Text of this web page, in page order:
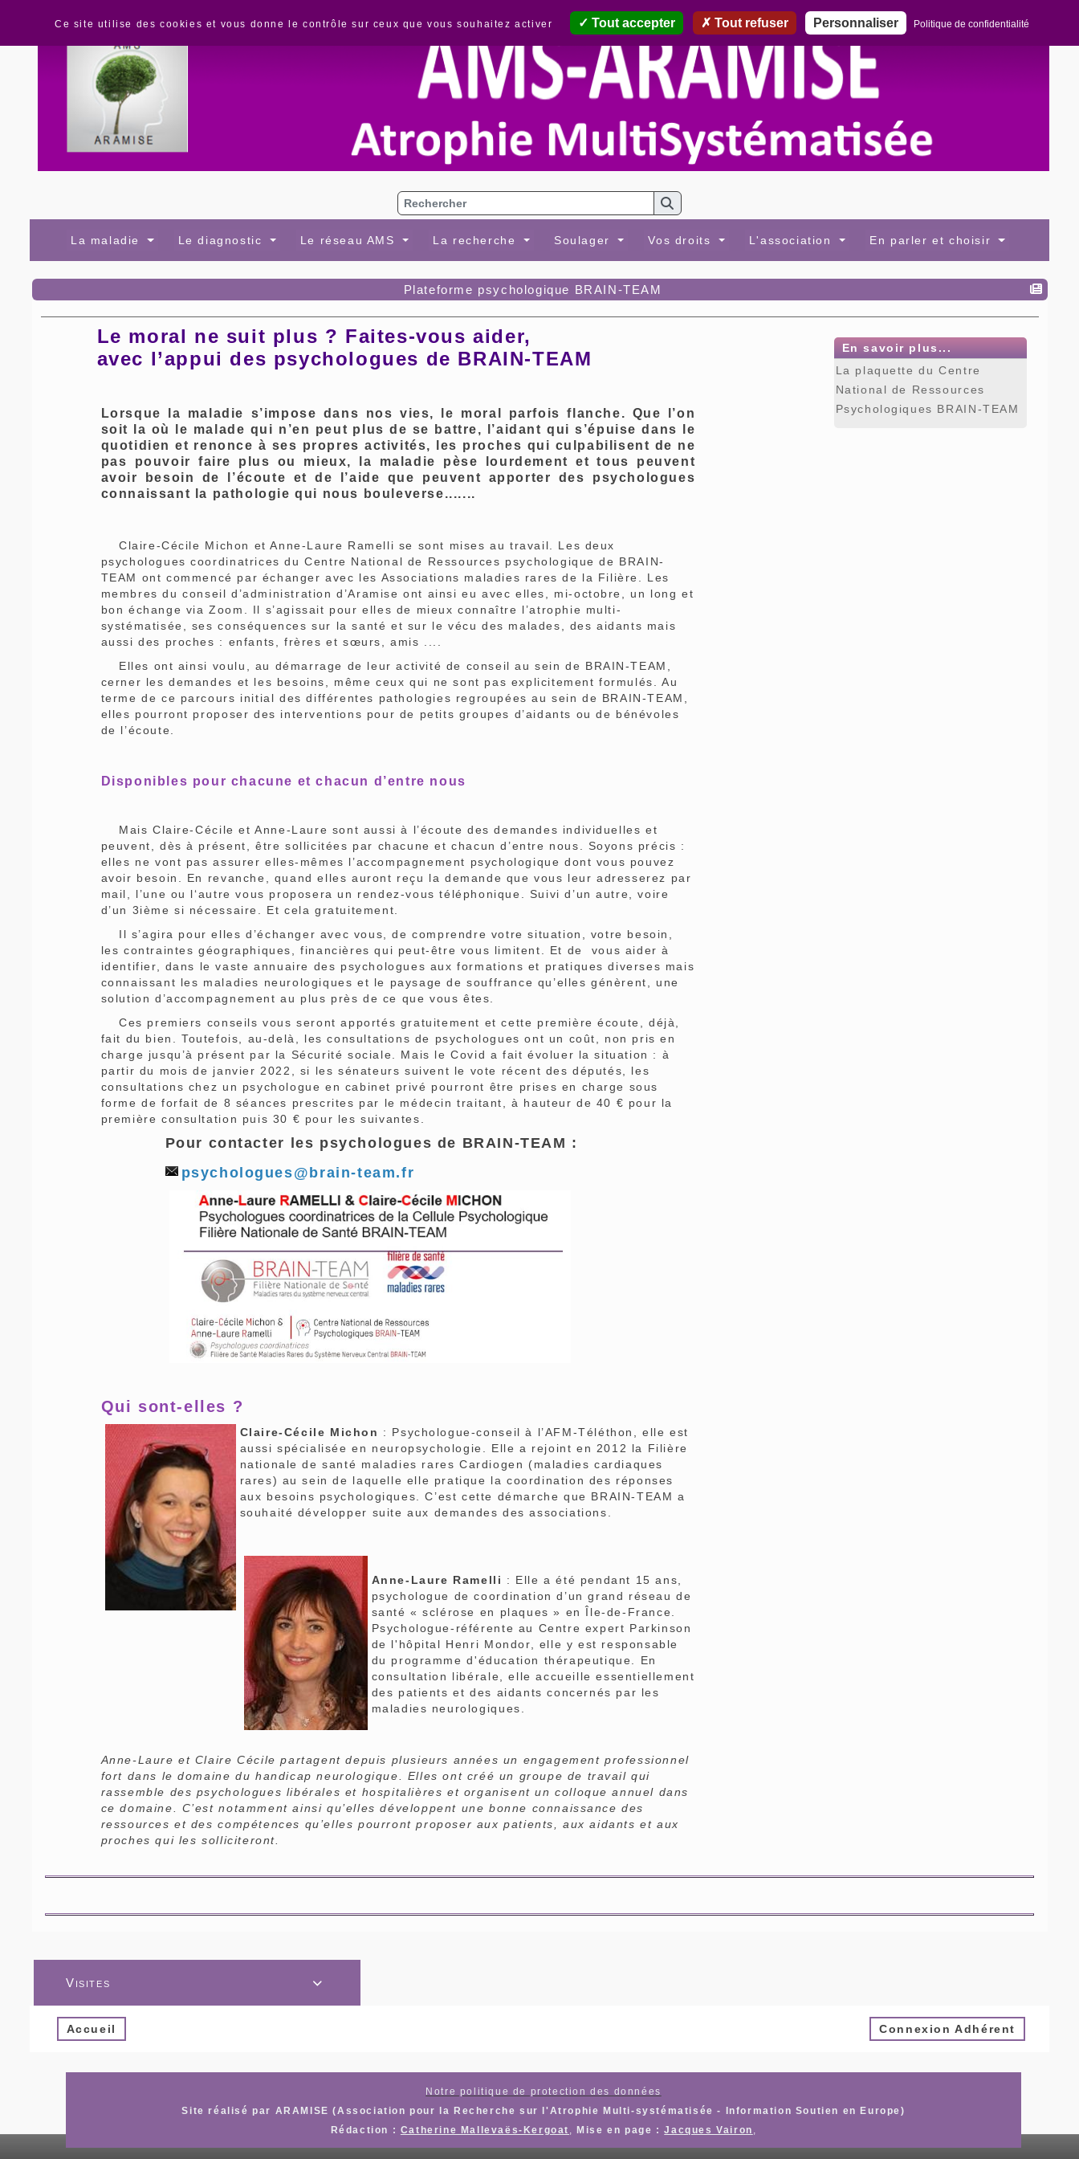
La maladie Le diagnostic Le réseau AMS La recherche Soulager Vos droits L'association En parler et choisir
Plateforme psychologique BRAIN-TEAM
En savoir plus...
La plaquette du Centre
National de Ressources
Psychologiques BRAIN-TEAM
Le moral ne suit plus ? Faites-vous aider,
avec l’appui des psychologues de BRAIN-TEAM
Lorsque la maladie s’impose dans nos vies, le moral parfois flanche. Que l’on
soit la où le malade qui n’en peut plus de se battre, l’aidant qui s’épuise dans le
quotidien et renonce à ses propres activités, les proches qui culpabilisent de ne
pas pouvoir faire plus ou mieux, la maladie pèse lourdement et tous peuvent
avoir besoin de l’écoute et de l’aide que peuvent apporter des psychologues
connaissant la pathologie qui nous bouleverse.......
Claire-Cécile Michon et Anne-Laure Ramelli se sont mises au travail. Les deux
psychologues coordinatrices du Centre National de Ressources psychologique de BRAIN-
TEAM ont commencé par échanger avec les Associations maladies rares de la Filière. Les
membres du conseil d’administration d’Aramise ont ainsi eu avec elles, mi-octobre, un long et
bon échange via Zoom. Il s’agissait pour elles de mieux connaître l’atrophie multi-
systématisée, ses conséquences sur la santé et sur le vécu des malades, des aidants mais
aussi des proches : enfants, frères et sœurs, amis ....
Elles ont ainsi voulu, au démarrage de leur activité de conseil au sein de BRAIN-TEAM,
cerner les demandes et les besoins, même ceux qui ne sont pas explicitement formulés. Au
terme de ce parcours initial des différentes pathologies regroupées au sein de BRAIN-TEAM,
elles pourront proposer des interventions pour de petits groupes d’aidants ou de bénévoles
de l’écoute.
Disponibles pour chacune et chacun d’entre nous
Mais Claire-Cécile et Anne-Laure sont aussi à l’écoute des demandes individuelles et
peuvent, dès à présent, être sollicitées par chacune et chacun d’entre nous. Soyons précis :
elles ne vont pas assurer elles-mêmes l’accompagnement psychologique dont vous pouvez
avoir besoin. En revanche, quand elles auront reçu la demande que vous leur adresserez par
mail, l’une ou l‘autre vous proposera un rendez-vous téléphonique. Suivi d’un autre, voire
d’un 3ième si nécessaire. Et cela gratuitement.
Il s’agira pour elles d’échanger avec vous, de comprendre votre situation, votre besoin,
les contraintes géographiques, financières qui peut-être vous limitent. Et de vous aider à
identifier, dans le vaste annuaire des psychologues aux formations et pratiques diverses mais
connaissant les maladies neurologiques et le paysage de souffrance qu’elles génèrent, une
solution d’accompagnement au plus près de ce que vous êtes.
Ces premiers conseils vous seront apportés gratuitement et cette première écoute, déjà,
fait du bien. Toutefois, au-delà, les consultations de psychologues ont un coût, non pris en
charge jusqu’à présent par la Sécurité sociale. Mais le Covid a fait évoluer la situation : à
partir du mois de janvier 2022, si les sénateurs suivent le vote récent des députés, les
consultations chez un psychologue en cabinet privé pourront être prises en charge sous
forme de forfait de 8 séances prescrites par le médecin traitant, à hauteur de 40 € pour la
première consultation puis 30 € pour les suivantes.
Pour contacter les psychologues de BRAIN-TEAM :
psychologues@brain-team.fr
Qui sont-elles ?
Claire-Cécile Michon : Psychologue-conseil à l’AFM-Téléthon, elle est
aussi spécialisée en neuropsychologie. Elle a rejoint en 2012 la Filière
nationale de santé maladies rares Cardiogen (maladies cardiaques
rares) au sein de laquelle elle pratique la coordination des réponses
aux besoins psychologiques. C’est cette démarche que BRAIN-TEAM a
souhaité développer suite aux demandes des associations.
Anne-Laure Ramelli : Elle a été pendant 15 ans,
psychologue de coordination d’un grand réseau de
santé « sclérose en plaques » en Île-de-France.
Psychologue-référente au Centre expert Parkinson
de l'hôpital Henri Mondor, elle y est responsable
du programme d'éducation thérapeutique. En
consultation libérale, elle accueille essentiellement
des patients et des aidants concernés par les
maladies neurologiques.
Anne-Laure et Claire Cécile partagent depuis plusieurs années un engagement professionnel
fort dans le domaine du handicap neurologique. Elles ont créé un groupe de travail qui
rassemble des psychologues libérales et hospitalières et organisent un colloque annuel dans
ce domaine. C’est notamment ainsi qu’elles développent une bonne connaissance des
ressources et des compétences qu’elles pourront proposer aux patients, aux aidants et aux
proches qui les solliciteront.

Visites
Accueil Connexion Adhérent
Notre politique de protection des données
Site réalisé par ARAMISE (Association pour la Recherche sur l'Atrophie Multi-systématisée - Information Soutien en Europe)
Rédaction : Catherine Mallevaës-Kergoat Mise en page : Jacques Vairon
Ce site utilise des cookies et vous donne le contrôle sur ceux que vous souhaitez activer Tout accepter Tout refuser Personnaliser Politique de confidentialité